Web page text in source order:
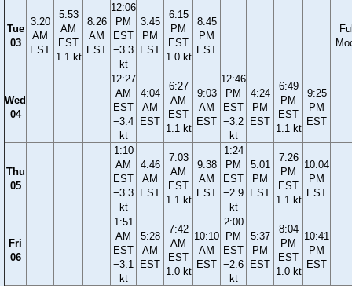
Tue
03
3:20
AM
EST
5:53
AM
EST
1.1 kt
8:26
AM
EST
12:06
PM
EST
−3.3
kt
3:45
PM
EST
6:15
PM
EST
1.0 kt
8:45
PM
EST
Wed
04
12:27
AM
EST
−3.4
kt
4:04
AM
EST
6:27
AM
EST
1.1 kt
9:03
AM
EST
12:46
PM
EST
−3.2
kt
4:24
PM
EST
6:49
PM
EST
1.1 kt
9:25
PM
EST
Thu
05
1:10
AM
EST
−3.3
kt
4:46
AM
EST
7:03
AM
EST
1.1 kt
9:38
AM
EST
1:24
PM
EST
−2.9
kt
5:01
PM
EST
7:26
PM
EST
1.1 kt
10:04
PM
EST
Fri
06
1:51
AM
EST
−3.1
kt
5:28
AM
EST
7:42
AM
EST
1.0 kt
10:10
AM
EST
2:00
PM
EST
−2.6
kt
5:37
PM
EST
8:04
PM
EST
1.0 kt
10:41
PM
EST